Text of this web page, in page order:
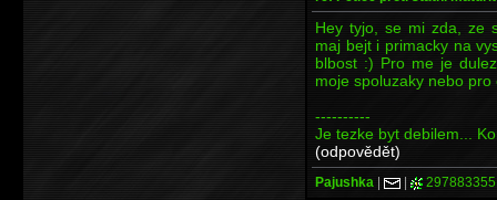
Hey tyjo, se mi zda, ze
maj bejt i primacky na
blbost :) Pro me je
moje spoluzaky nebo
----------
Je tezke byt debilem...
(odpovědět)
Pajushka | | 297883355